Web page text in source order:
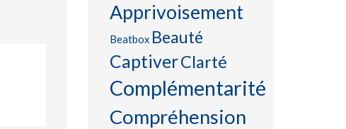
Apprivoisement
Beatbox Beauté
CaptiverClarté
Complémentarité
Compréhension